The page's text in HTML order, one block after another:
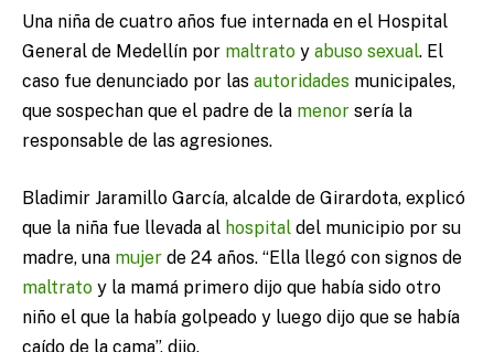
Una niña de cuatro años fue internada en el Hospital
General de Medellín por maltrato y abuso sexual. El
caso fue denunciado por las autoridades municipales,
que sospechan que el padre de la menor sería la
responsable de las agresiones.
Bladimir Jaramillo García, alcalde de Girardota, explicó
que la niña fue llevada al hospital del municipio por su
madre, una mujer de 24 años. “Ella llegó con signos de
maltrato y la mamá primero dijo que había sido otro
niño el que la había golpeado y luego dijo que se había
caído de la cama”, dijo.